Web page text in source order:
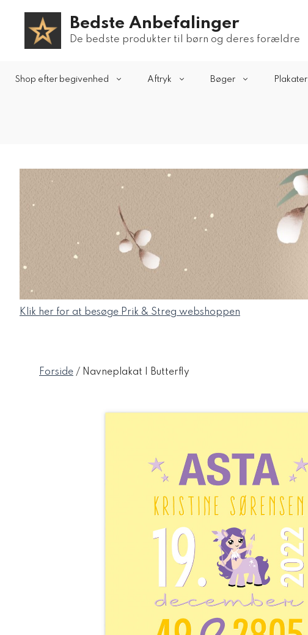
Bedste Anbefalinger
De bedste produkter til børn og deres forældre
Shop efter begivenhed Aftryk Bøger Plakater
Klik her for at besøge Prik & Streg webshoppen
Forside / Navneplakat | Butterfly